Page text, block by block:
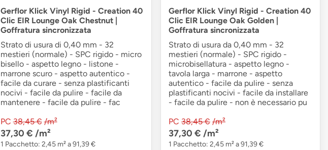
Gerflor Klick Vinyl Rigid - Creation 40
Clic EIR Lounge Oak Chestnut |
Goffratura sincronizzata
Strato di usura di 0,40 mm - 32
mestieri (normale) - SPC rigido - micro
bisello - aspetto legno - listone -
marrone scuro - aspetto autentico -
facile da curare - senza plastificanti
nocivi - facile da pulire - facile da
mantenere - facile da pulire - fac
PC 38,45 € /m²
37,30 € /m²
1 Pacchetto: 2,45 m² a 91,39 €
Gerflor Klick Vinyl Rigid - Creation 40
Clic EIR Lounge Oak Golden |
Goffratura sincronizzata
Strato di usura da 0,40 mm - 32
mestieri (normale) - SPC rigido -
microbisellatura - aspetto legno -
tavola larga - marrone - aspetto
autentico - facile da pulire - senza
plastificanti nocivi - facile da installare
- facile da pulire - non è necessario pu
PC 38,45 € /m²
37,30 € /m²
1 Pacchetto: 2,45 m² a 91,39 €